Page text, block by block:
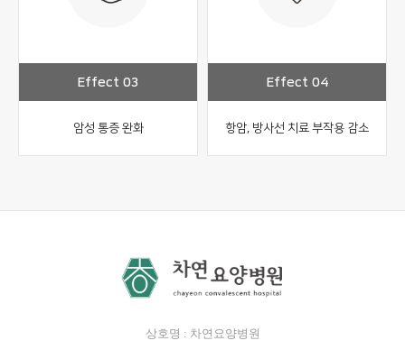
Effect 03
암성 통증 완화
Effect 04
항암, 방사선 치료 부작용 감소
상호명 : 차연요양병원